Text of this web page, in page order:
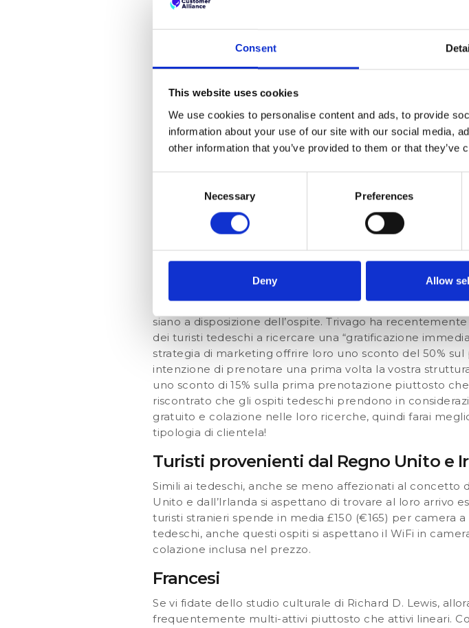
Consent
This website uses cookies
We use cookies to personalise content and ads, to provide
information about your use of our site with our social media,
other information that you’ve provided to them or that
Necessary Preferences
Deny Allow
svolte per pianificare le vacanze utilizzano parole
questo obbiettivo dipende però come abbiamo già
volete attrarre.[ca-form id="194261" align="left"
Come posso attrarre turisti
nazionalità?
Quando decidiamo di attuare questo tipo di
esigenze di ogni differente nazionalità. Vediamole insieme.
Tedeschi
generalmente categorizzati come turisti orientati
tipicamente tedesca pianificare metodicamente tutta la
Quindi se tu, albergatore, decidessi di offrire
siano a disposizione dell’ospite. Trivago ha
dei turisti tedeschi a ricercare una “gratificazione
strategia di marketing offrire loro uno sconto del 50%
intenzione di prenotare una prima volta la vostra
uno sconto di 15% sulla prima prenotazione piuttosto
riscontrato che gli ospiti tedeschi prendono in
gratuito e colazione nelle loro ricerche, quindi farai
tipologia di clientela!
Turisti provenienti dal Regno Unito e
Simili ai tedeschi, anche se meno affezionati al concetto
Unito e dall’Irlanda si aspettano di trovare al loro arrivo
turisti stranieri spende in media £150 (€165) per camera
tedeschi, anche questi ospiti si aspettano il WiFi in
colazione inclusa nel prezzo.
Francesi
Se vi fidate dello studio culturale di Richard D. Lewis,
frequentemente multi-attivi piuttosto che attivi lineari.